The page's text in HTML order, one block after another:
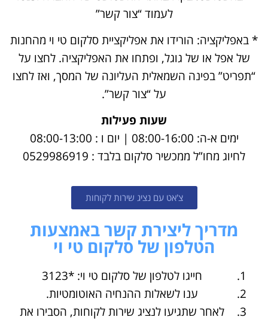
לעמוד “צור קשר”
* באפליקציה: הורידו את אפליקציית סלקום טי וי מהחנות
של אפל או של גוגל, ופתחו את האפליקציה. לחצו על
“תפריט” בפינה השמאלית העליונה של המסך, ואז לחצו
על “צור קשר”.
שעות פעילות
ימים א-ה: 08:00-16:00 | יום ו : 08:00-13:00
לחיוג מחו”ל ממכשיר סלקום בלבד : 0529986919
צ'אט עם נציג שירות לקוחות
מדריך ליצירת קשר באמצעות
הטלפון של סלקום טי וי
חייגו לטלפון של סלקום טי וי: *3123
ענו לשאלות ההנחיה האוטומטיות.
לאחר שתגיעו לנציג שירות לקוחות, הסבירו את